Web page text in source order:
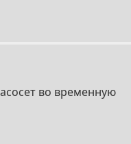
во временную